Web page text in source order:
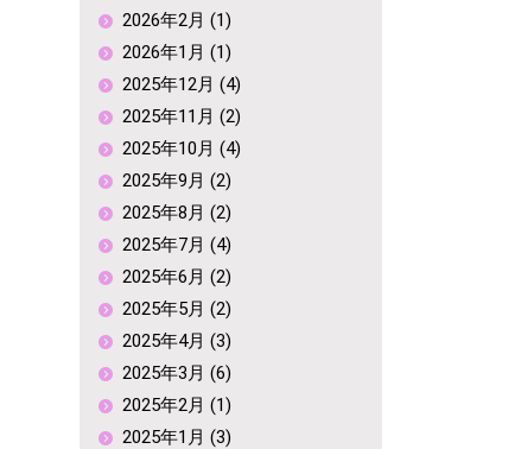
2026年2月 (1)
2026年1月 (1)
2025年12月 (4)
2025年11月 (2)
2025年10月 (4)
2025年9月 (2)
2025年8月 (2)
2025年7月 (4)
2025年6月 (2)
2025年5月 (2)
2025年4月 (3)
2025年3月 (6)
2025年2月 (1)
2025年1月 (3)